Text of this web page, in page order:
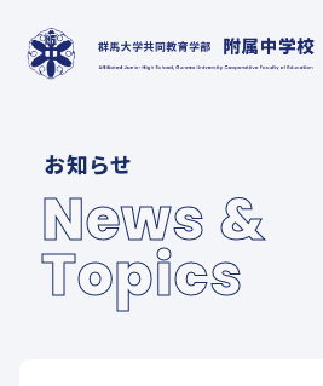
ホーム
NEWS &
お知らせ
News &
Topics